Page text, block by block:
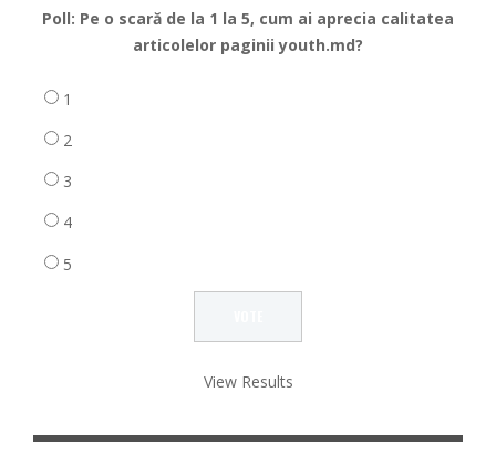
Poll: Pe o scară de la 1 la 5, cum ai aprecia calitatea
articolelor paginii youth.md?
1
2
3
4
5
View Results